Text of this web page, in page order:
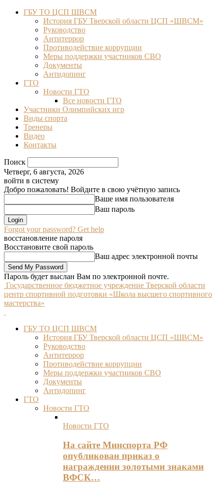
ГБУ ТО ЦСП ШВСМ
История ГБУ Тверской области ЦСП «ШВСМ»
Руководство
Антитеррор
Противодействие коррупции
Меры поддержки участников СВО
Документы
Антидопинг
ГТО
Новости ГТО
Все новости ГТО
Участники Олимпийских игр
Виды спорта
Тренеры
Видео
Контакты
Поиск
Четверг, 6 августа, 2026
войти в систему
Добро пожаловать! Войдите в свою учётную запись
Ваше имя пользователя
Ваш пароль
Forgot your password? Get help
восстановление пароля
Восстановите свой пароль
Ваш адрес электронной почты
Пароль будет выслан Вам по электронной почте.
Государственное бюджетное учреждение Тверской области
центр спортивной подготовки «Школа высшего спортивного
мастерства»
ГБУ ТО ЦСП ШВСМ
История ГБУ Тверской области ЦСП «ШВСМ»
Руководство
Антитеррор
Противодействие коррупции
Меры поддержки участников СВО
Документы
Антидопинг
ГТО
Новости ГТО
Новости ГТО
На сайте Минспорта РФ
опубликован приказ о
награждении золотыми знаками
ВФСК…